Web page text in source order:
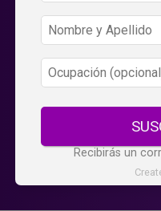
Recibirás un